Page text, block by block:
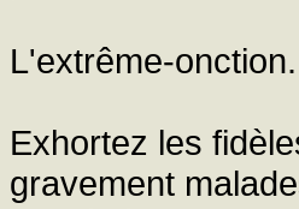
L'extrême-onction.
Exhortez les
gravement